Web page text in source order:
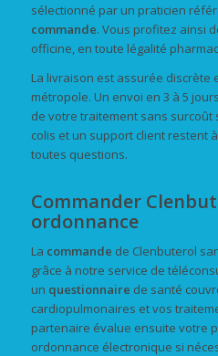
sélectionné par un praticien
commande. Vous profitez ainsi
officine, en toute légalité
La livraison est assurée discrète
métropole. Un envoi en 3 à 5
de votre traitement sans surcoût
colis et un support client restent
toutes questions.
Commander
ordonnance
La commande de Clenbuterol
grâce à notre service de
un questionnaire de santé
cardiopulmonaires et vos
partenaire évalue ensuite votre
ordonnance électronique si